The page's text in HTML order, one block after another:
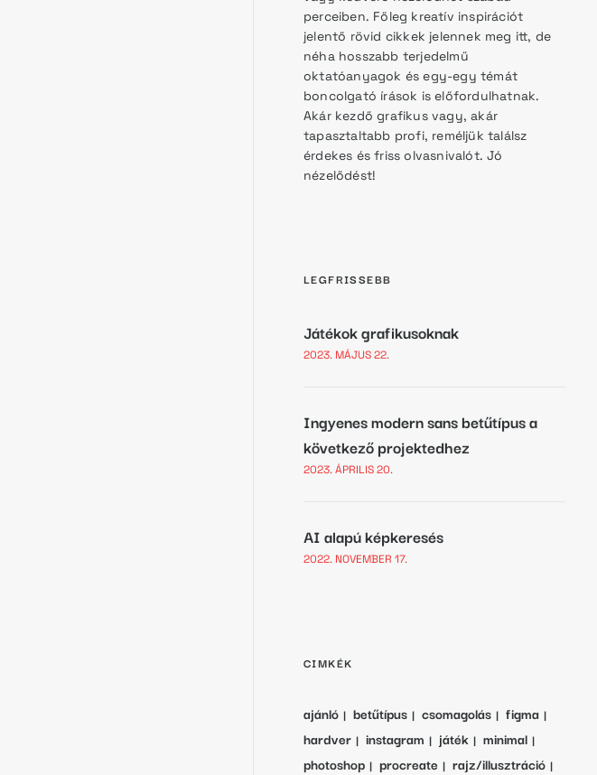
perceiben. Főleg kreatív inspirációt
jelentő rövid cikkek jelennek meg itt, de
néha hosszabb terjedelmű
oktatóanyagok és egy-egy témát
boncolgató írások is előfordulhatnak.
Akár kezdő grafikus vagy, akár
tapasztaltabb profi, reméljük találsz
érdekes és friss olvasnivalót. Jó
nézelődést!
LEGFRISSEBB
Játékok grafikusoknak
2023. MÁJUS 22.
Ingyenes modern sans betűtípus a
következő projektedhez
2023. ÁPRILIS 20.
AI alapú képkeresés
2022. NOVEMBER 17.
CIMKÉK
ajánló betűtípus csomagolás
figma
hardver
instagram játék
minimal
photoshop
procreate
rajz/illusztráció